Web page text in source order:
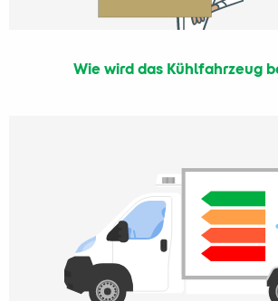
Wie wird das Kühlfahrzeug